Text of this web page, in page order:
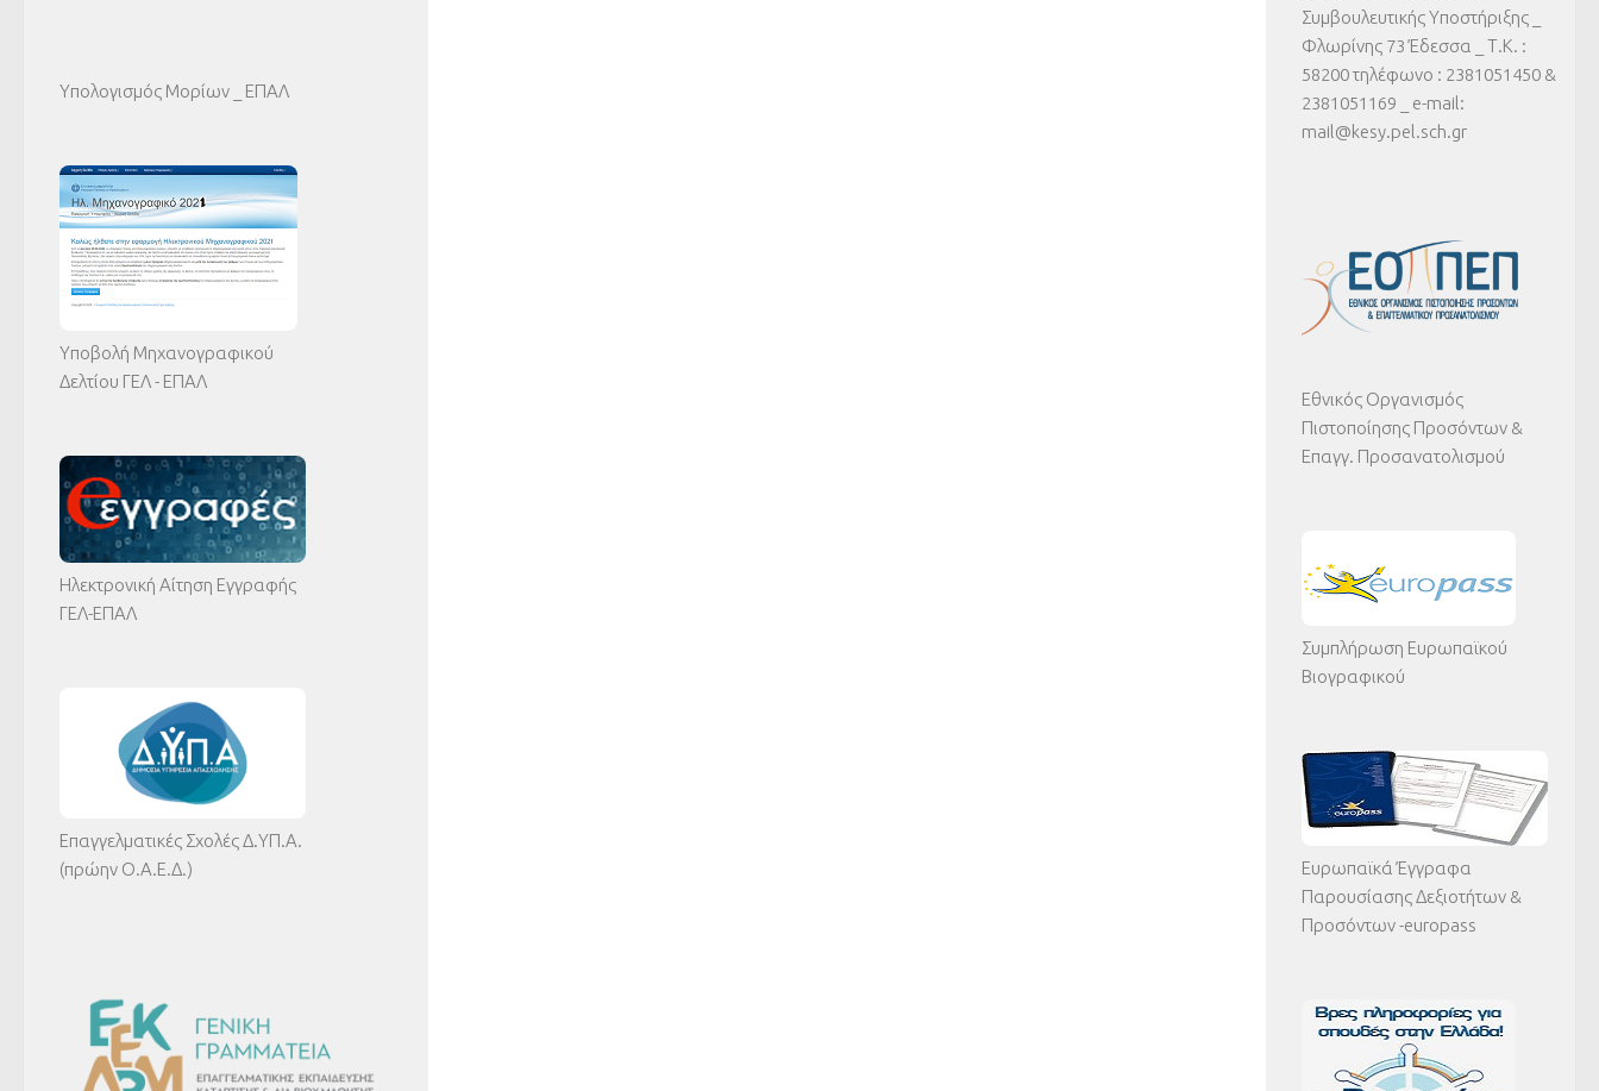
Υπολογισμός Μορίων _ ΕΠΑΛ
Υποβολή Μηχανογραφικού
Δελτίου ΓΕΛ - ΕΠΑΛ
Ηλεκτρονική Αίτηση Εγγραφής
ΓΕΛ-ΕΠΑΛ
Επαγγελματικές Σχολές Δ.ΥΠ.Α.
(πρώην Ο.Α.Ε.Δ.)
Συμβουλευτικής Υποστήριξης _
Φλωρίνης 73 Έδεσσα _ Τ.Κ. :
58200 τηλέφωνο : 2381051450 &
2381051169 _ e-mail:
mail@kesy.pel.sch.gr
Εθνικός Οργανισμός
Πιστοποίησης Προσόντων &
Επαγγ. Προσανατολισμού
Συμπλήρωση Ευρωπαϊκού
Βιογραφικού
Ευρωπαϊκά Έγγραφα
Παρουσίασης Δεξιοτήτων &
Προσόντων -europass